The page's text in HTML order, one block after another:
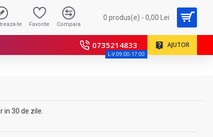
te Favorite Compara
0 produs(e) - 0,00 Lei
0735214833
L-V:09:00-17:00
AJUTOR
30 de zile.